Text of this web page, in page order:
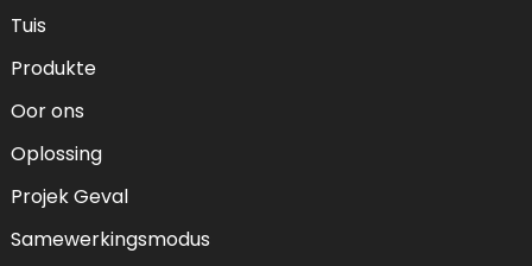
Tuis
Produkte
Oor ons
Oplossing
Projek Geval
Samewerkingsmodus